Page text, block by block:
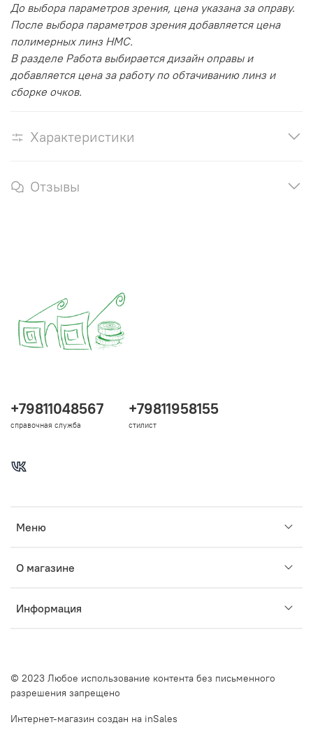
До выбора параметров зрения, цена указана за оправу.
После выбора параметров зрения добавляется цена
полимерных линз HMC.
В разделе Работа выбирается дизайн оправы и
добавляется цена за работу по обтачиванию линз и
сборке очков.
Характеристики
Отзывы
Меню
О магазине
Информация
+79811048567
справочная служба
+79811958155
стилист
© 2023 Любое использование контента без письменного
разрешения запрещено
Интернет-магазин создан на inSales